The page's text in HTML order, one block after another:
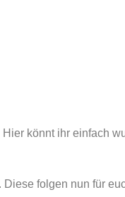
könnt ihr einfach
folgen nun für